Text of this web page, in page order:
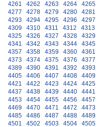
4261
4262 4263 4264 4265
4277
4278 4279 4280 4281
4293
4294 4295 4296 4297
4309
4310 4311 4312 4313
4325
4326 4327 4328 4329
4341
4342 4343 4344 4345
4357
4358 4359 4360 4361
4373
4374 4375 4376 4377
4389
4390 4391 4392 4393
4405
4406 4407 4408 4409
4421
4422 4423 4424 4425
4437
4438 4439 4440 4441
4453
4454 4455 4456 4457
4469
4470 4471 4472 4473
4485
4486 4487 4488 4489
4501
4502 4503 4504 4505